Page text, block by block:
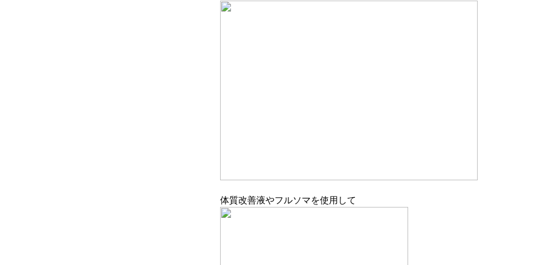
体質改善液やフルソマを使用して